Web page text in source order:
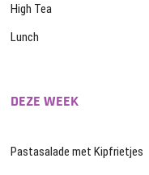
High Tea
Lunch
DEZE WEEK
Pastasalade met Kipfrietjes